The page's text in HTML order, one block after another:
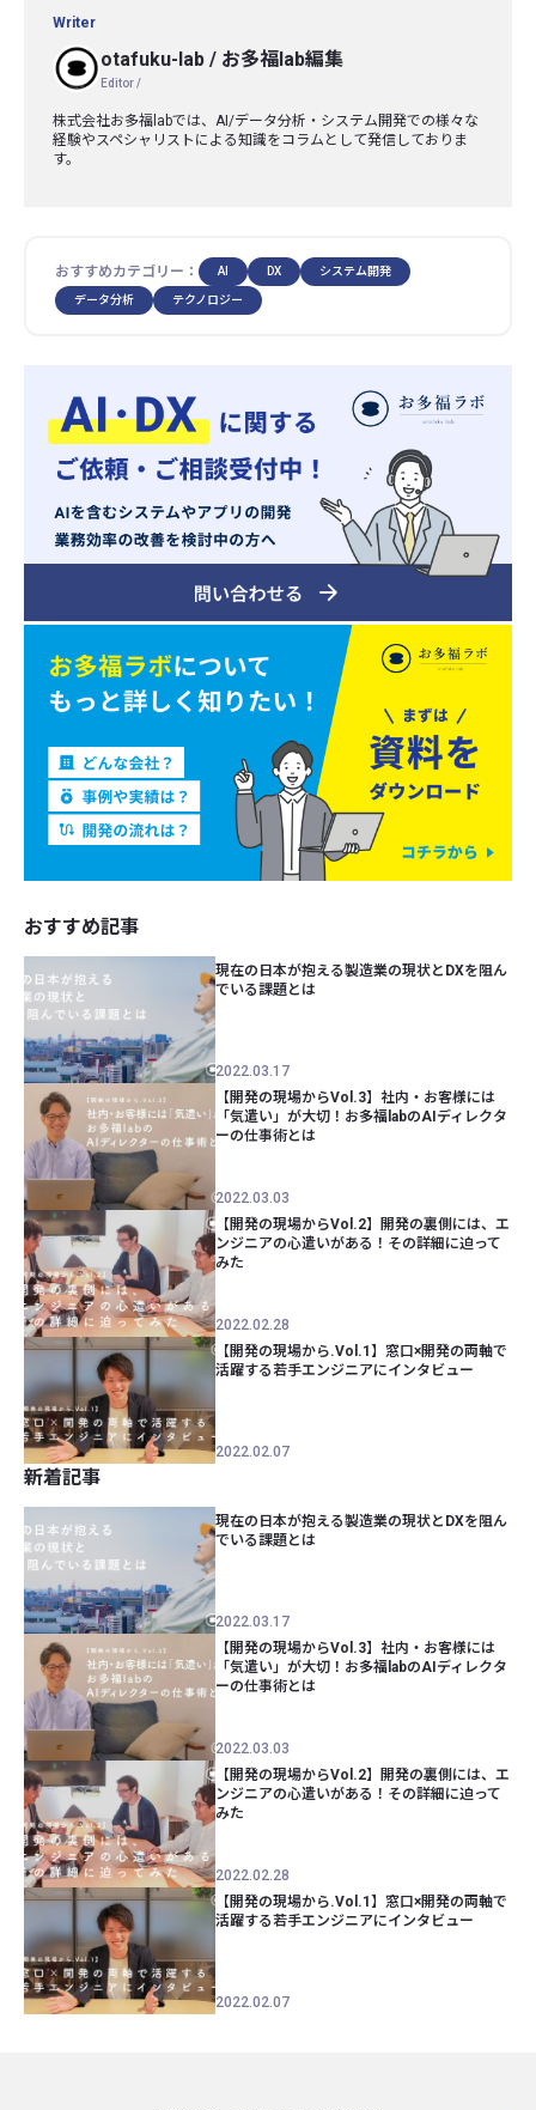
Writer
otafuku-lab / お多福lab編集
Editor /
株式会社お多福labでは、AI/データ分析・システム開発での様々な
経験やスペシャリストによる知識をコラムとして発信しておりま
す。
おすすめカテゴリー： AI DX システム開発
データ分析 テクノロジー
おすすめ記事
現在の日本が抱える製造業の現状とDXを阻ん
でいる課題とは
2022.03.17
【開発の現場からVol.3】社内・お客様には
「気遣い」が大切！お多福labのAIディレクタ
ーの仕事術とは
2022.03.03
【開発の現場からVol.2】開発の裏側には、エ
ンジニアの心遣いがある！その詳細に迫って
みた
2022.02.28
【開発の現場から.Vol.1】窓口×開発の両軸で
活躍する若手エンジニアにインタビュー
2022.02.07
新着記事
現在の日本が抱える製造業の現状とDXを阻ん
でいる課題とは
2022.03.17
【開発の現場からVol.3】社内・お客様には
「気遣い」が大切！お多福labのAIディレクタ
ーの仕事術とは
2022.03.03
【開発の現場からVol.2】開発の裏側には、エ
ンジニアの心遣いがある！その詳細に迫って
みた
2022.02.28
【開発の現場から.Vol.1】窓口×開発の両軸で
活躍する若手エンジニアにインタビュー
2022.02.07